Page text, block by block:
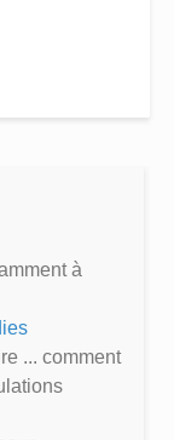
à
... comment